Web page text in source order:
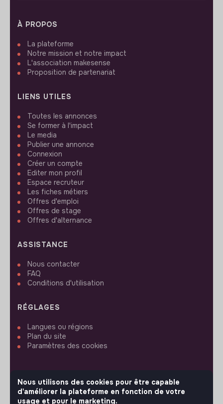
À PROPOS
La plateforme
Notre mission et notre impact
L'association makesense
Proposition de partenariat
LIENS UTILES
Toutes les annonces
Se former à l'impact
Le media
Publier une annonce
Connexion
Créer un compte
Editer mon profil
Espace recruteur
Les fiches métiers
Offres d'emploi
Offres de stage
Offres d'alternance
ASSISTANCE
Nous contacter
FAQ
Conditions d'utilisation
RÉGLAGES
Langues ou régions
Plan du site
Paramètres des cookies
SUIVEZ-NOUS
Nous utilisons des cookies pour être capable
d'améliorer la plateforme en fonction de votre
usage et pour le marketing.